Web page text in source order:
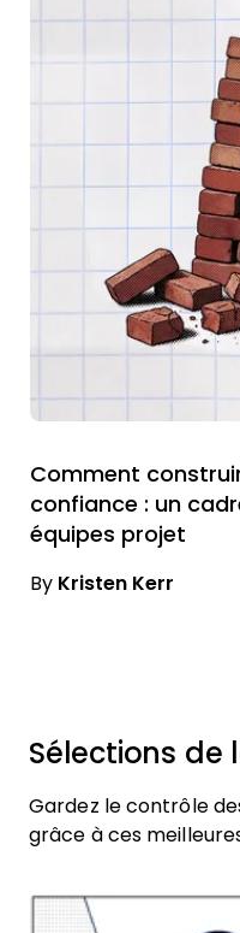
Comment
confiance : un
équipes projet
By Kristen Kerr
Sélections de
Gardez le contrôle
grâce à ces